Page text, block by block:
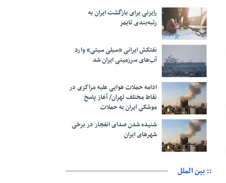
رایزنی برای بازگشت ایران به
رتبه‌بندی تایمز
نفتکش ایرانی «سیلی سیتی» وارد
آب‌های سرزمینی ایران شد
ادامه حملات هوایی علیه مراکزی در
نقاط مختلف تهران/ آغاز پاسخ
موشکی ایران به حملات
شنیده شدن صدای انفجار در برخی
شهرهای ایران
:: بین الملل